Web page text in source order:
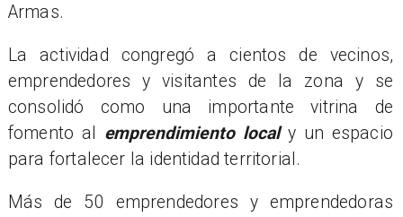
Armas.
La actividad congregó a cientos de vecinos,
emprendedores y visitantes de la zona y se
consolidó como una importante vitrina de
fomento al emprendimiento localy un espacio
para fortalecer la identidad territorial.
Más de 50 emprendedores y emprendedoras